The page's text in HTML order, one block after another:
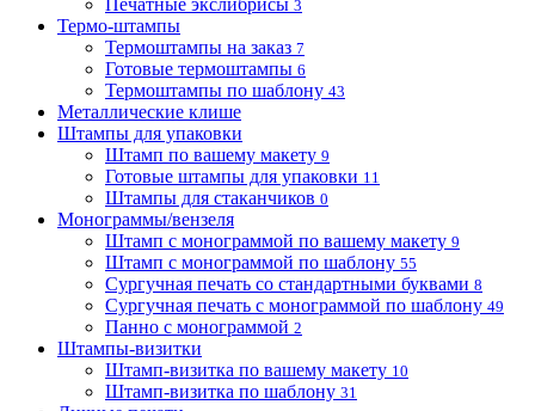
Печатные экслибрисы 3
Термо-штампы
Термоштампы на заказ 7
Готовые термоштампы 6
Термоштампы по шаблону 43
Металлические клише
Штампы для упаковки
Штамп по вашему макету 9
Готовые штампы для упаковки 11
Штампы для стаканчиков 0
Монограммы/вензеля
Штамп с монограммой по вашему макету 9
Штамп с монограммой по шаблону 55
Сургучная печать со стандартными буквами 8
Сургучная печать с монограммой по шаблону 49
Панно с монограммой 2
Штампы-визитки
Штамп-визитка по вашему макету 10
Штамп-визитка по шаблону 31